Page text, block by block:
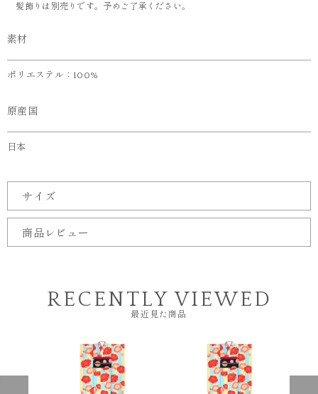
髪飾りは別売りです。予めご了承ください。
素材
ポリエステル：100%
原産国
日本
サイズ
商品レビュー
RECENTLY VIEWED
最近見た商品